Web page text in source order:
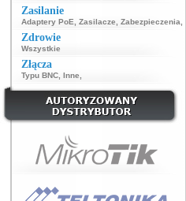
Zasilanie
Adaptery PoE Zasilacze Zabezpieczenia
Zdrowie
Wszystkie
Złącza
Typu BNC Inne